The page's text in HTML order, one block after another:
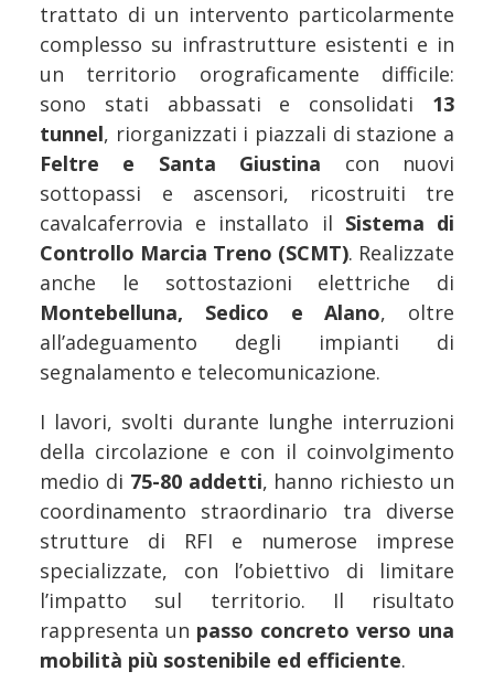
trattato di un intervento particolarmente
complesso su infrastrutture esistenti e in
un territorio orograficamente difficile:
sono stati abbassati e consolidati 13
tunnel, riorganizzati i piazzali di stazione a
Feltre e Santa Giustina con nuovi
sottopassi e ascensori, ricostruiti tre
cavalcaferrovia e installato il Sistema di
Controllo Marcia Treno (SCMT). Realizzate
anche le sottostazioni elettriche di
Montebelluna, Sedico e Alano, oltre
all’adeguamento degli impianti di
segnalamento e telecomunicazione.
I lavori, svolti durante lunghe interruzioni
della circolazione e con il coinvolgimento
medio di 75-80 addetti, hanno richiesto un
coordinamento straordinario tra diverse
strutture di RFI e numerose imprese
specializzate, con l’obiettivo di limitare
l’impatto sul territorio. Il risultato
rappresenta un passo concreto verso una
mobilità più sostenibile ed efficiente.